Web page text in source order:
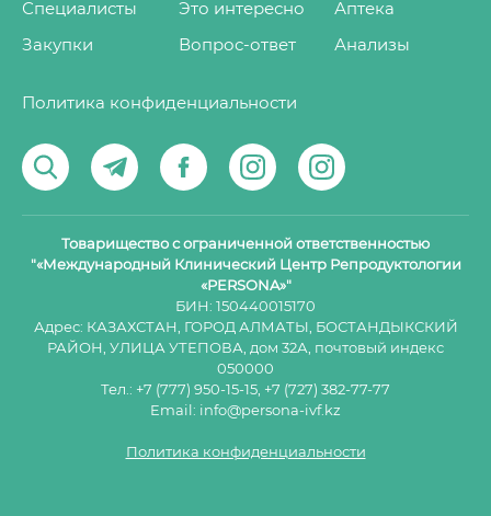
Специалисты
Закупки
Это интересно
Вопрос-ответ
Аптека
Анализы
Политика конфиденциальности
Товарищество с ограниченной ответственностью
"«Международный Клинический Центр Репродуктологии
«PERSONA»"
БИН: 150440015170
Адрес: КАЗАХСТАН, ГОРОД АЛМАТЫ, БОСТАНДЫКСКИЙ
РАЙОН, УЛИЦА УТЕПОВА, дом 32А, почтовый индекс
050000
Тел.: +7 (777) 950-15-15, +7 (727) 382-77-77
Email: info@persona-ivf.kz
Политика конфиденциальности